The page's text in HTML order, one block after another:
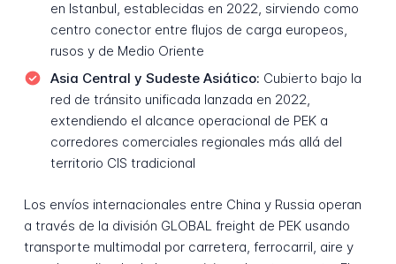
en Istanbul, establecidas en 2022, sirviendo como
centro conector entre flujos de carga europeos,
rusos y de Medio Oriente
Asia Central y Sudeste Asiático: Cubierto bajo la
red de tránsito unificada lanzada en 2022,
extendiendo el alcance operacional de PEK a
corredores comerciales regionales más allá del
territorio CIS tradicional
Los envíos internacionales entre China y Russia operan
a través de la división GLOBAL freight de PEK usando
transporte multimodal por carretera, ferrocarril, aire y